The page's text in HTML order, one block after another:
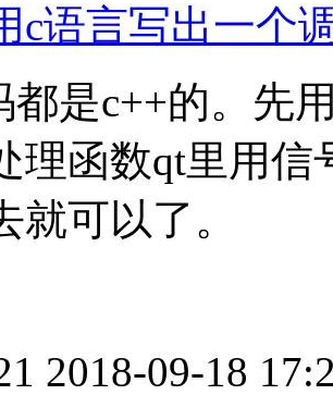
c语言写出一个
都是c++的。先
理函数qt里用信
就可以了。
2018-09-18